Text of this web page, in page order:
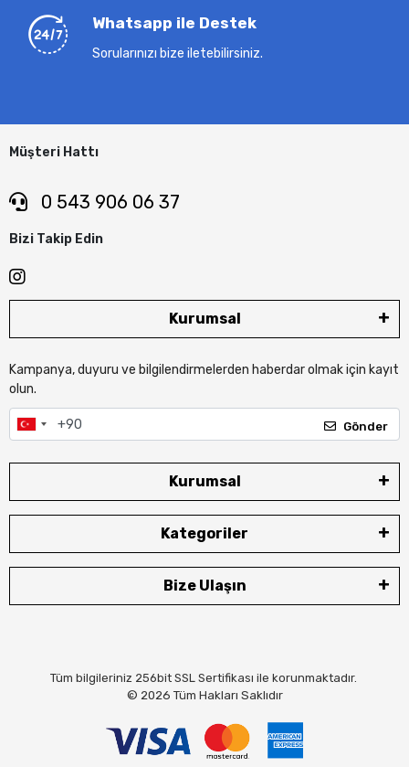
Whatsapp ile Destek
Sorularınızı bize iletebilirsiniz.
Müşteri Hattı
0 543 906 06 37
Bizi Takip Edin
Kurumsal
Kampanya, duyuru ve bilgilendirmelerden haberdar olmak için kayıt
olun.
Gönder
Kurumsal
Kategoriler
Bize Ulaşın
Tüm bilgileriniz 256bit SSL Sertifikası ile korunmaktadır.
© 2026 Tüm Hakları Saklıdır